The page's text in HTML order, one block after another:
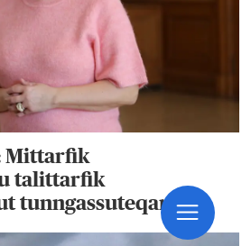
Mittarfik
talittarfik
tunngassuteqarput